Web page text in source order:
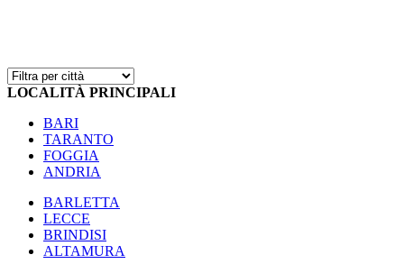
LOCALITÀ PRINCIPALI
BARI
TARANTO
FOGGIA
ANDRIA
BARLETTA
LECCE
BRINDISI
ALTAMURA